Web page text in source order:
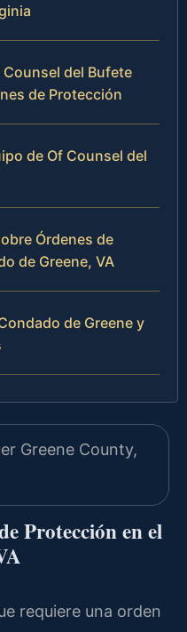
Counsel del Bufete
de Protección
de Of Counsel del
Órdenes de
de Greene, VA
de Greene y
Protección en el
requiere una orden